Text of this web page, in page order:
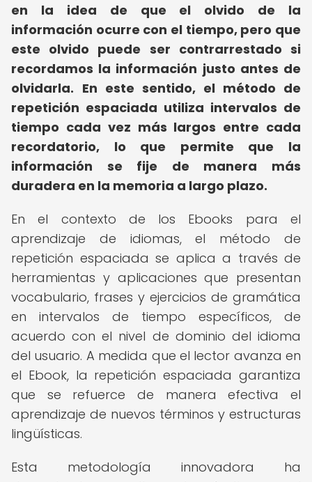
en la idea de que el olvido de la
información ocurre con el tiempo, pero que
este olvido puede ser contrarrestado si
recordamos la información justo antes de
olvidarla. En este sentido, el método de
repetición espaciada utiliza intervalos de
tiempo cada vez más largos entre cada
recordatorio, lo que permite que la
información se fije de manera más
duradera en la memoria a largo plazo.
En el contexto de los Ebooks para el
aprendizaje de idiomas, el método de
repetición espaciada se aplica a través de
herramientas y aplicaciones que presentan
vocabulario, frases y ejercicios de gramática
en intervalos de tiempo específicos, de
acuerdo con el nivel de dominio del idioma
del usuario. A medida que el lector avanza en
el Ebook, la repetición espaciada garantiza
que se refuerce de manera efectiva el
aprendizaje de nuevos términos y estructuras
lingüísticas.
Esta metodología innovadora ha